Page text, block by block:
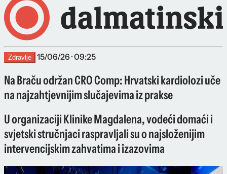
Zdravlje 15/06/26 · 09:25
Na Braču održan CRO Comp: Hrvatski kardiolozi uče
na najzahtjevnijim slučajevima iz prakse
U organizaciji Klinike Magdalena, vodeći domaći i
svjetski stručnjaci raspravljali su o najsloženijim
intervencijskim zahvatima i izazovima